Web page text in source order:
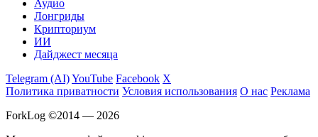
Аудио
Лонгриды
Крипториум
ИИ
Дайджест месяца
Telegram (AI)YouTube Facebook X
Политика приватности Условия использования О нас Реклама
ForkLog ©2014 — 2026